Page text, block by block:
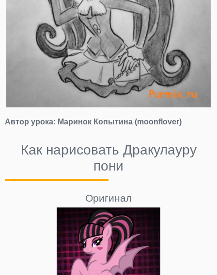
Автор урока: Маринок Копытина (moonflover)
Как нарисовать Дракулауру
пони
Оригинал